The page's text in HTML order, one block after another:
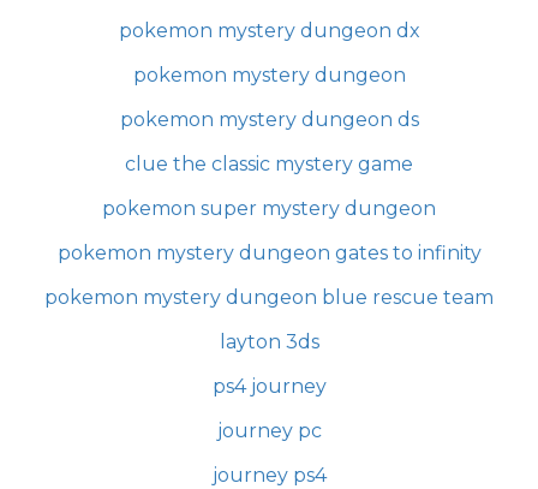
pokemon mystery dungeon dx
pokemon mystery dungeon
pokemon mystery dungeon ds
clue the classic mystery game
pokemon super mystery dungeon
pokemon mystery dungeon gates to infinity
pokemon mystery dungeon blue rescue team
layton 3ds
ps4 journey
journey pc
journey ps4